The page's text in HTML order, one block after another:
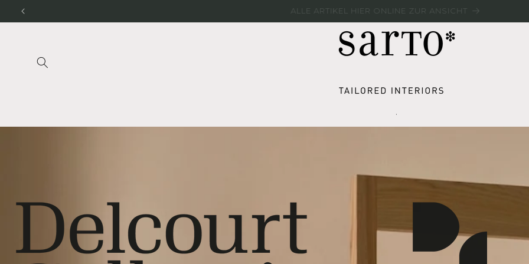
zum
Inhalt
AUSSTELLUNG SALE IN UNSEREN BERLINER SHOWROOMS
.